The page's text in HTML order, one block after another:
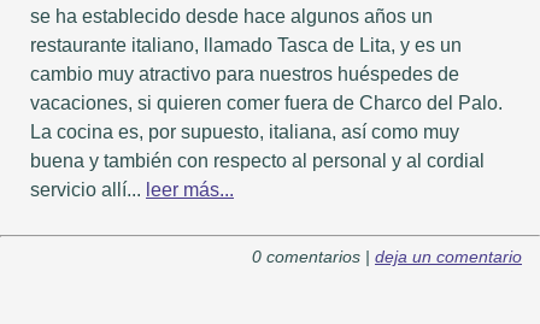
se ha establecido desde hace algunos años un
restaurante italiano, llamado Tasca de Lita, y es un
cambio muy atractivo para nuestros huéspedes de
vacaciones, si quieren comer fuera de Charco del Palo.
La cocina es, por supuesto, italiana, así como muy
buena y también con respecto al personal y al cordial
servicio allí... leer más...
0 comentarios | deja un comentario